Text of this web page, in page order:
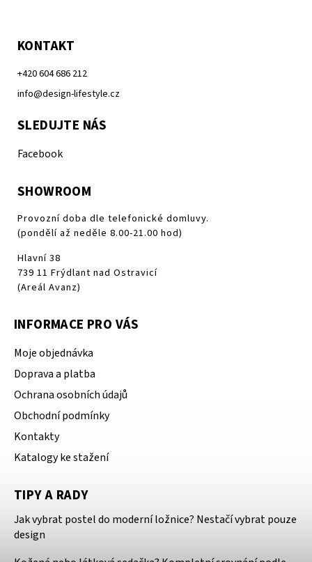
KONTAKT
+420 604 686 212
info@design-lifestyle.cz
SLEDUJTE NÁS
Facebook
SHOWROOM
Provozní doba dle telefonické domluvy.
(pondělí až neděle 8.00-21.00 hod)
Hlavní 38
739 11 Frýdlant nad Ostravicí
(Areál Avanz)
INFORMACE PRO VÁS
Moje objednávka
Doprava a platba
Ochrana osobních údajů
Obchodní podmínky
Kontakty
Katalogy ke stažení
TIPY A RADY
Jak vybrat postel do moderní ložnice? Nestačí vybrat pouze
design